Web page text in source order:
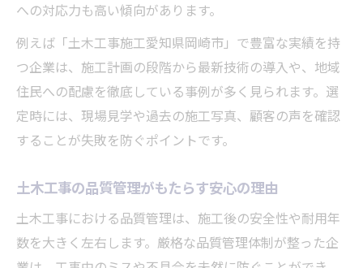
地域インフラを支える土木工事の役割
土木工事が地域インフラに果たす重要な役
割
岡崎市の暮らしを守る土木工事の意義
公共工事と民間土木工事の違いと役割比較
土木工事が持続可能なまちづくりを支援
地域社会になぜ土木工事が必要なのか
土木工事会社選びで重要なポイントを解説
岡崎市で信頼される土木工事会社の特徴
への対応力も高い傾向があります。
例えば「土木工事施工愛知県岡崎市」で豊富な実績を持
つ企業は、施工計画の段階から最新技術の導入や、地域
住民への配慮を徹底している事例が多く見られます。選
定時には、現場見学や過去の施工写真、顧客の声を確認
することが失敗を防ぐポイントです。
土木工事の品質管理がもたらす安心の理由
土木工事における品質管理は、施工後の安全性や耐用年
数を大きく左右します。厳格な品質管理体制が整った企